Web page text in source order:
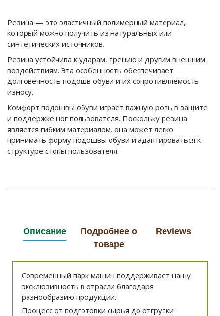
Резина — это эластичный полимерный материал,
который можно получить из натуральных или
синтетических источников.
Резина устойчива к ударам, трению и другим внешним
воздействиям. Эта особенность обеспечивает
долговечность подошв обуви и их сопротивляемость
износу.
Комфорт подошвы обуви играет важную роль в защите
и поддержке ног пользователя. Поскольку резина
является гибким материалом, она может легко
принимать форму подошвы обуви и адаптироваться к
структуре стопы пользователя.
Описание
Подробнее о
товаре
Reviews
Современный парк машин поддерживает нашу
эксклюзивность в отрасли благодаря
разнообразию продукции.
Процесс от подготовки сырья до отгрузки